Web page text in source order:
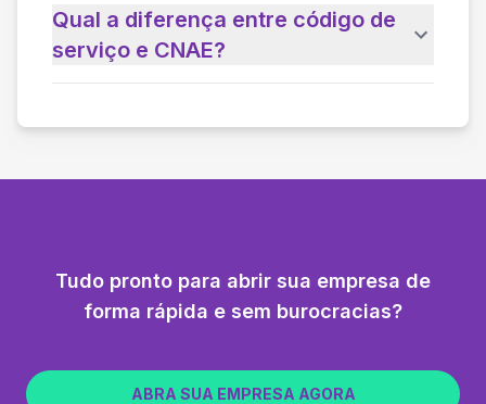
Qual a diferença entre código de
serviço e CNAE?
Tudo pronto para abrir sua empresa de
forma rápida e sem burocracias?
ABRA SUA EMPRESA AGORA